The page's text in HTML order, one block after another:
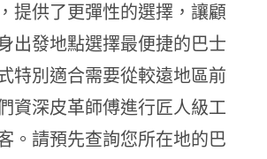
提供了更彈性的選擇，讓顧
出發地點選擇最便捷的巴士
特別適合需要從較遠地區前
資深皮革師傅進行匠人級工
。請預先查詢您所在地的巴